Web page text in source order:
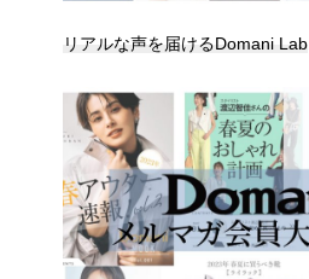
リアルな声を届けるDomani Lab